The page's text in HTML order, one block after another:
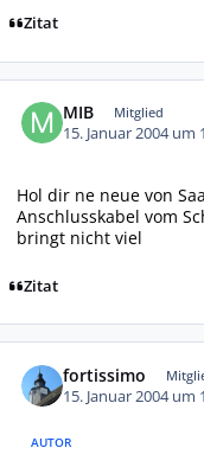
Zitat
MIB Mitglied
15. Januar 2004 um
Hol dir ne neue von
Anschlusskabel vom
bringt nicht viel
Zitat
fortissimo
15. Januar 2004 um
AUTOR